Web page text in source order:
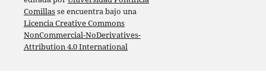
Comillasse encuentra bajo una
Licencia Creative Commons
NonCommercial-NoDerivatives-
Attribution 4.0 International